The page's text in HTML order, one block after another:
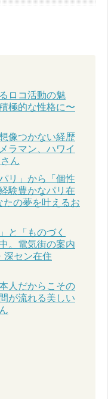
ロコ活動の魅
極的な性格に〜
像つかない経歴
ラマン、ハワイ
ん
リ」から「個性
験豊かなパリ在
の夢を叶えるお
と「ものづく
。電気街の案内
深セン在住
人だからこその
が流れる美しい